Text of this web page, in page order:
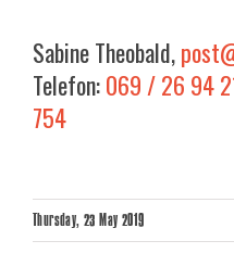
Sabine Theobald,
Telefon:069 / 26 94
754
Thursday, 23 May 2019